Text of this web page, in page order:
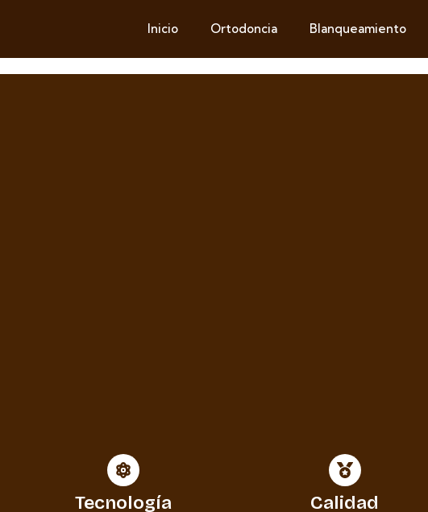
Inicio Ortodoncia Blanqueamiento
Tecnología Calidad